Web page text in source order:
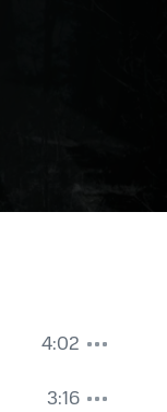
4:02
3:16